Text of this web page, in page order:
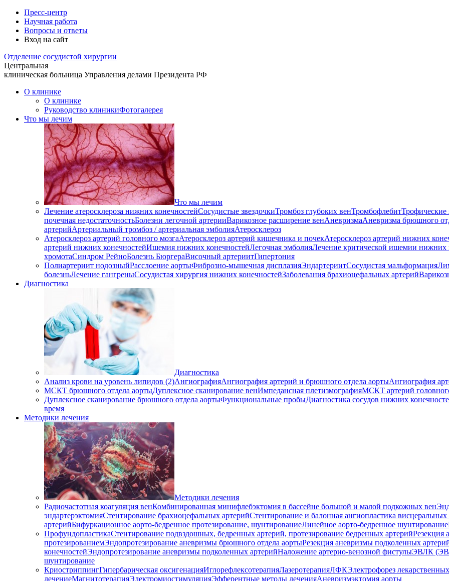
Пресс-центр
Научная работа
Вопросы и ответы
Вход на сайт
Отделение сосудистой хирургии
Центральная
клиническая больница Управления делами Президента РФ
О клинике
О клинике
Руководство клиникиФотогалерея
Что мы лечим
Что мы лечим
Лечение атеросклероза нижних конечностейСосудистые звездочкиТромбоз глубоких венТромбофлебитТрофические
почечная недостаточностьБолезни легочной артерииВарикозное расширение венАневризмаАневризма брюшного
артерийАртериальный тромбоз / артериальная эмболияАтеросклероз
Атеросклероз артерий головного мозгаАтеросклероз артерий кишечника и почекАтеросклероз артерий нижних
артерий нижних конечностейИшемия нижних конечностейЛегочная эмболияЛечение критической ишемии нижних
хромотаСиндром РейноБолезнь БюргераВисочный артериитГипертония
Полиартериит нодозныйРасслоение аортыФиброзно-мышечная дисплазияЭндартериитСосудистая мальформация
болезньЛечение гангреныСосудистая хирургия нижних конечностейЗаболевания брахиоцефальных артерий
Диагностика
Диагностика
Анализ крови на уровень липидов (2)АнгиографияАнгиография артерий и брюшного отдела аортыАнгиография
МСКТ брюшного отдела аортыДуплексное сканирование венИмпедансная плетизмографияМСКТ артерий
Дуплексное сканирование брюшного отдела аортыФункциональные пробыДиагностика сосудов нижних
время
Методики лечения
Методики лечения
Радиочастотная коагуляция венКомбинированная минифлебэктомия в бассейне большой и малой подкожных вен
эндартерэктомияСтентирование брахиоцефальных артерийСтентирование и балонная ангиопластика
артерийБифуркационное аорто-бедренное протезирование, шунтированиеЛинейное аорто-бедренное шунтирование
ПрофундопластикаСтентирование подвздошных, бедренных артерий, протезирование бедренных артерийРезекция
протезированиемЭндопротезирование аневризмы брюшного отдела аортыРезекция аневризмы подколенных
конечностейЭндопротезирование аневризмы подколенных артерийНаложение артерио-венозной фистулыЭВЛК
шунтирование
КриостриппингГипербарическая оксигенацияИглорефлексотерапияЛазеротерапияЛФКЭлектрофорез
лечениеМагнитотерапияЭлектромиостимуляцияЭфферентные методы леченияАневризмэктомия аорты